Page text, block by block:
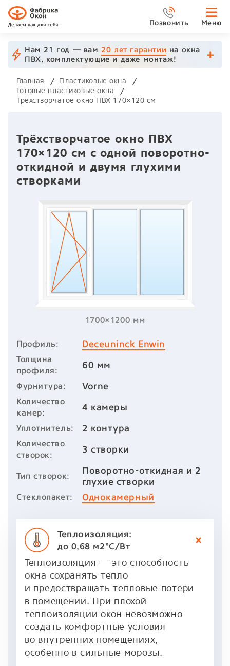
Позвонить Меню
Нам 21 год — вам 20 лет гарантии на окна
ПВХ, комплектующие и даже монтаж!
Главная
Пластиковые окна
Готовые пластиковые окна
Трёхстворчатое окно ПВХ 170×120 см
Трёхстворчатое окно ПВХ
170×120 см с одной поворотно-
откидной и двумя глухими
створками
1700×1200 мм
Профиль: Deceuninck Enwin
Толщина
профиля:
60 мм
Фурнитура: Vorne
Количество
камер:
4 камеры
Уплотнитель: 2 контура
Количество
створок:
3 створки
Тип створок:
Поворотно-откидная и 2
глухие створки
Стеклопакет: Однокамерный
Теплоизоляция:
до 0,68 м2°C/Вт
Теплоизоляция — это способность
окна сохранять тепло
и предоствращать тепловые потери
в помещении. При плохой
теплоизоляции окон невозможно
создать комфортные условия
во внутренних помещениях,
особенно в сильные морозы.